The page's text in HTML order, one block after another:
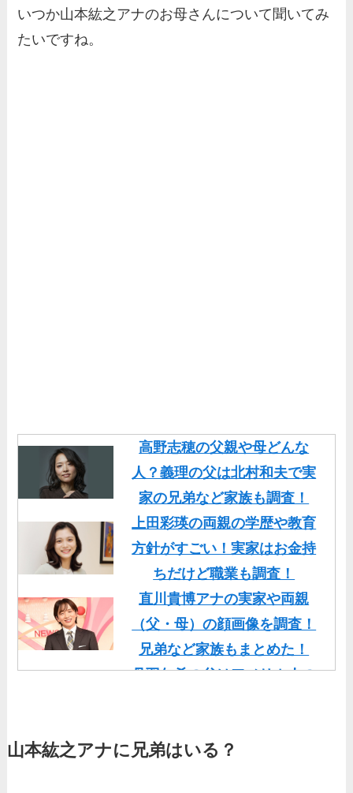
いつか山本紘之アナのお母さんについて聞いてみ
たいですね。
高野志穂の父親や母どんな
人？義理の父は北村和夫で実
家の兄弟など家族も調査！
上田彩瑛の両親の学歴や教育
方針がすごい！実家はお金持
ちだけど職業も調査！
直川貴博アナの実家や両親
（父・母）の顔画像を調査！
兄弟など家族もまとめた！
丹羽仁希の父はアメリカ人の
基俊介の実家はお金持ち？兄
山本紘之アナに兄弟はいる？